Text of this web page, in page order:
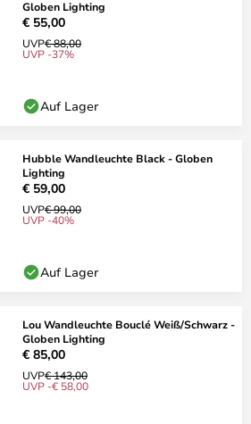
Globen Lighting
€ 55,00
UVP€ 88,00
UVP -37%
Auf Lager
Hubble Wandleuchte Black - Globen
Lighting
€ 59,00
UVP€ 99,00
UVP -40%
Auf Lager
Lou Wandleuchte Bouclé Weiß/Schwarz -
Globen Lighting
€ 85,00
UVP€ 143,00
UVP -€ 58,00